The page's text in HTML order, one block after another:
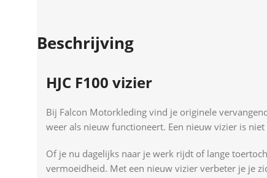
Beschrijving
HJC F100 vizier
Bij Falcon Motorkleding vind je originele
weer als nieuw functioneert. Een nieuw vizier is
Of je nu dagelijks naar je werk rijdt of lange
vermoeidheid. Met een nieuw vizier verbeter je je